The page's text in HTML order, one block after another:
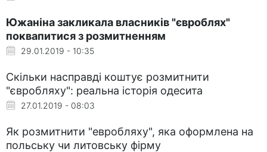
Южаніна закликала власників "євроблях"
поквапитися з розмитненням
29.01.2019 - 10:35
Скільки насправді коштує розмитнити
"євробляху": реальна історія одесита
27.01.2019 - 08:03
Як розмитнити "евробляху", яка оформлена на
польську чи литовську фірму